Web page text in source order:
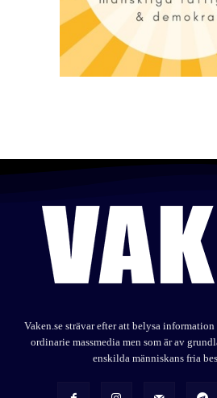
Vaken.se strävar efter att belysa
ordinarie massmedia men som är av
enskilda människans fria